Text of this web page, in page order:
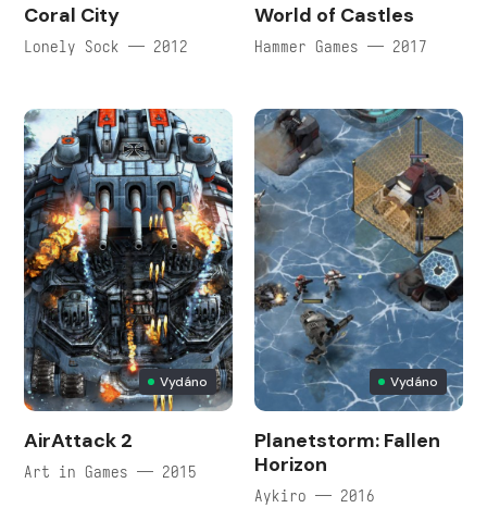
Coral City
Lonely Sock — 2012
World of Castles
Hammer Games — 2017
Vydáno
AirAttack 2
Art in Games — 2015
Vydáno
Planetstorm: Fallen
Horizon
Aykiro — 2016